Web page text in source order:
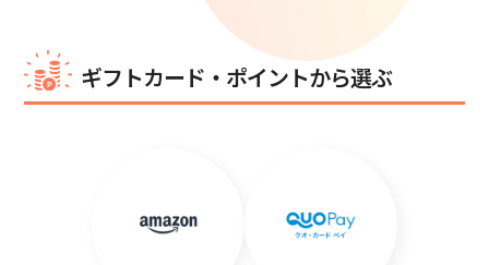
ギフトカード・ポイントから選ぶ